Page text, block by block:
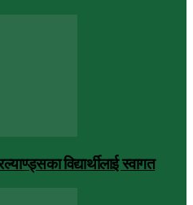
विद्यार्थीलाई स्वागत